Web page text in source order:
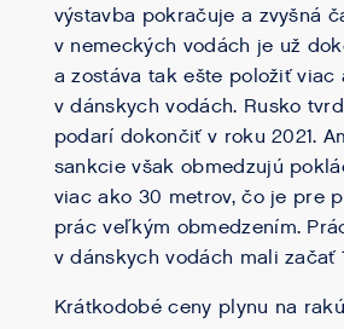
výstavba pokračuje a zvyšná
v nemeckých vodách je už
a zostáva tak ešte položiť viac
v dánskych vodách. Rusko
podarí dokončiť v roku 2021.
sankcie však obmedzujú
viac ako 30 metrov, čo je pre
prác veľkým obmedzením.
v dánskych vodách mali začať
Krátkodobé ceny plynu na